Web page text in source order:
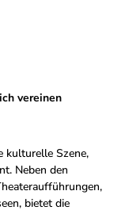
vereinen
kulturelle Szene,
Neben den
bietet die